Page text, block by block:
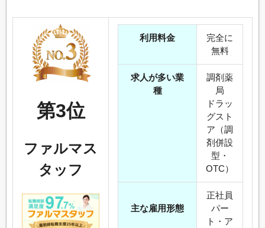
第3位
ファルマス
タッフ
利用料金
完全に
無料
求人が多い業
種
調剤薬
局
ドラッ
グスト
ア（調
剤併設
型・
OTC）
主な雇用形態
正社員
パー
ト・ア